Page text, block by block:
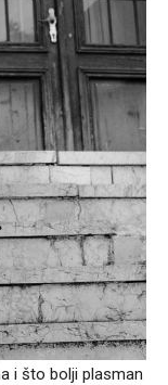
i što bolji plasman